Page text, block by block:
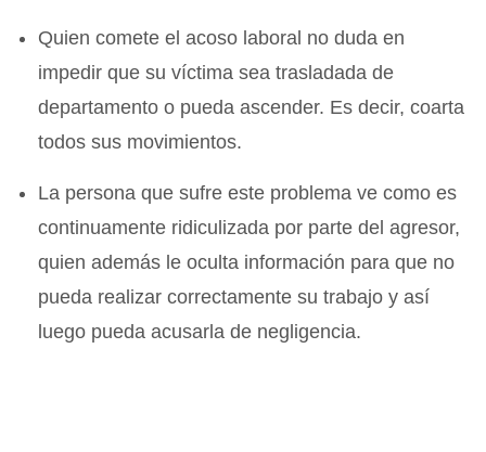
Quien comete el acoso laboral no duda en
impedir que su víctima sea trasladada de
departamento o pueda ascender. Es decir, coarta
todos sus movimientos.
La persona que sufre este problema ve como es
continuamente ridiculizada por parte del agresor,
quien además le oculta información para que no
pueda realizar correctamente su trabajo y así
luego pueda acusarla de negligencia.